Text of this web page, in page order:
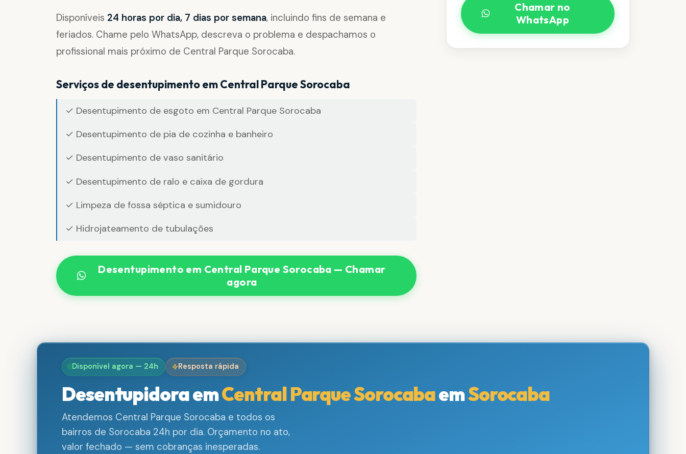
Disponíveis 24 horas por dia, 7 dias por semana, incluindo fins de semana e
feriados. Chame pelo WhatsApp, descreva o problema e despachamos o
profissional mais próximo de Central Parque Sorocaba.
Serviços de desentupimento em Central Parque Sorocaba
✓ Desentupimento de esgoto em Central Parque Sorocaba
✓ Desentupimento de pia de cozinha e banheiro
✓ Desentupimento de vaso sanitário
✓ Desentupimento de ralo e caixa de gordura
✓ Limpeza de fossa séptica e sumidouro
✓ Hidrojateamento de tubulações
Desentupimento em Central Parque Sorocaba — Chamar
agora
Chamar no
WhatsApp
Disponível agora — 24h Resposta rápida
Desentupidora emCentral Parque SorocabaemSorocaba
Atendemos Central Parque Sorocaba e todos os
bairros de Sorocaba 24h por dia. Orçamento no ato,
valor fechado — sem cobranças inesperadas.